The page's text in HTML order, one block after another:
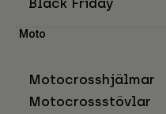
Moto
Motocrosshjälmar
Motocrossstövlar